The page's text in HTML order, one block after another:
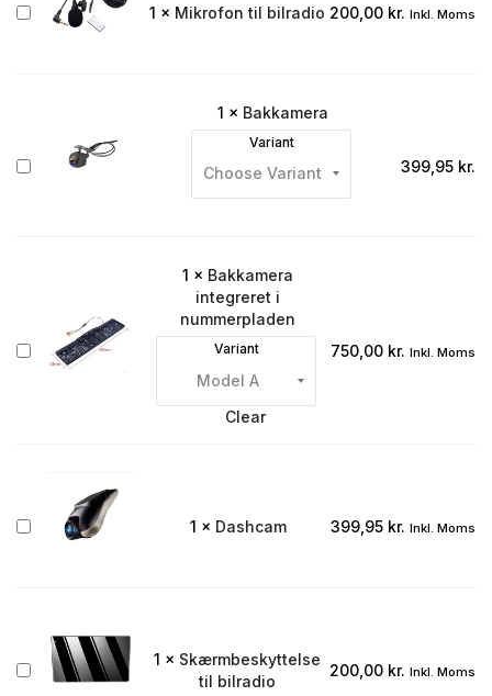
CarPlay
Auto
Mikrofon
1 × Mikrofon til bilradio 200,00 kr. Inkl. Moms
Bakkamera
1 × Bakkamera
Variant
399,95 kr.
Bakkamera
integreret
1 × Bakkamera
integreret i
nummerpladen
Variant
Clear
750,00 kr. Inkl. Moms
Dashcam 1 × Dashcam 399,95 kr. Inkl. Moms
Skærmbeskyttelse
1 × Skærmbeskyttelse
til bilradio
200,00 kr. Inkl. Moms